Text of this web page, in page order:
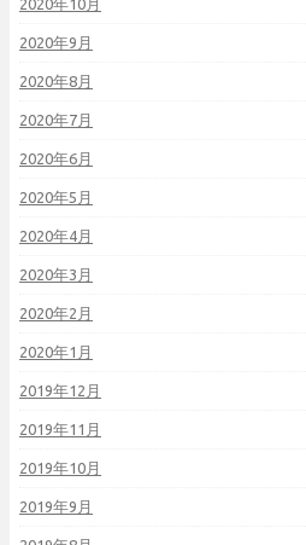
2020年10月
2020年9月
2020年8月
2020年7月
2020年6月
2020年5月
2020年4月
2020年3月
2020年2月
2020年1月
2019年12月
2019年11月
2019年10月
2019年9月